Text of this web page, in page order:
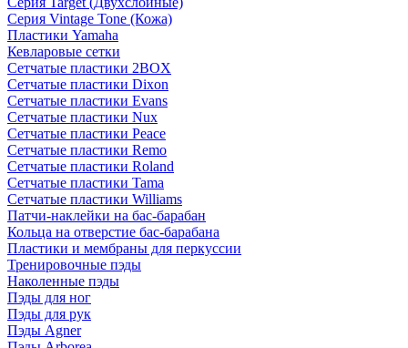
Серия Vintage Tone (Кожа)
Пластики Yamaha
Кевларовые сетки
Сетчатые пластики 2BOX
Сетчатые пластики Dixon
Сетчатые пластики Evans
Сетчатые пластики Nux
Сетчатые пластики Peace
Сетчатые пластики Remo
Сетчатые пластики Roland
Сетчатые пластики Tama
Сетчатые пластики Williams
Патчи-наклейки на бас-барабан
Кольца на отверстие бас-барабана
Пластики и мембраны для перкуссии
Тренировочные пэды
Наколенные пэды
Пэды для ног
Пэды для рук
Пэды Agner